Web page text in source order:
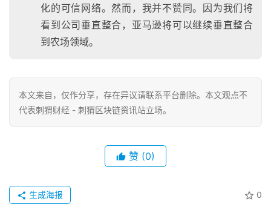
化的可信网络。然而，我并不赞同。因为我们将
看到公司垂直整合，亚马逊将可以继续垂直整合
到农场领域。
本文来自 ，仅作分享，存在异议请联系平台删除。本文观点不
代表刺猬财经 - 刺猬区块链资讯站立场。
赞 (0)
0
生成海报